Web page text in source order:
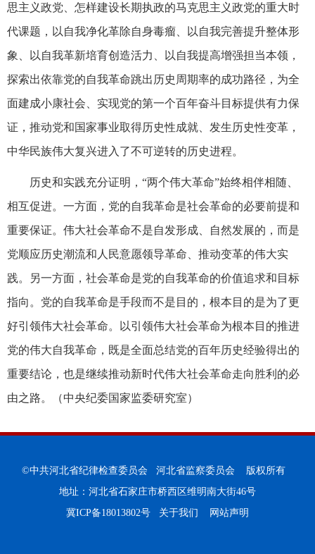
思主义政党、怎样建设长期执政的马克思主义政党的重大时
代课题，以自我净化革除自身毒瘤、以自我完善提升整体形
象、以自我革新培育创造活力、以自我提高增强担当本领，
探索出依靠党的自我革命跳出历史周期率的成功路径，为全
面建成小康社会、实现党的第一个百年奋斗目标提供有力保
证，推动党和国家事业取得历史性成就、发生历史性变革，
中华民族伟大复兴进入了不可逆转的历史进程。
历史和实践充分证明，“两个伟大革命”始终相伴相随、
相互促进。一方面，党的自我革命是社会革命的必要前提和
重要保证。伟大社会革命不是自发形成、自然发展的，而是
党顺应历史潮流和人民意愿领导革命、推动变革的伟大实
践。另一方面，社会革命是党的自我革命的价值追求和目标
指向。党的自我革命是手段而不是目的，根本目的是为了更
好引领伟大社会革命。以引领伟大社会革命为根本目的推进
党的伟大自我革命，既是全面总结党的百年历史经验得出的
重要结论，也是继续推动新时代伟大社会革命走向胜利的必
由之路。（中央纪委国家监委研究室）
©中共河北省纪律检查委员会 河北省监察委员会 版权所有
地址：河北省石家庄市桥西区维明南大街46号
冀ICP备18013802号
关于我们 网站声明